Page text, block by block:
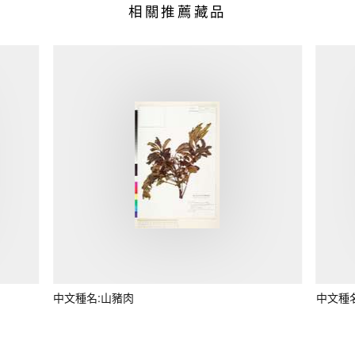
相關推薦藏品
中文種名:山豬肉 中文種